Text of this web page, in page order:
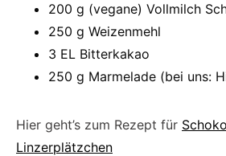
200 g (vegane) Vollmilch
250 g Weizenmehl
3 EL Bitterkakao
250 g Marmelade (bei uns:
Hier geht’s zum Rezept für
Linzerplätzchen